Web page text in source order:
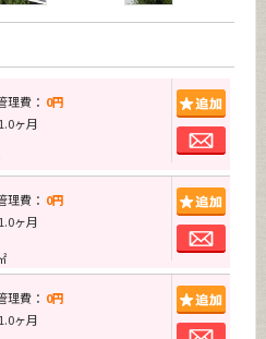
理費： 0円
ヶ月
理費： 0円
ヶ月
理費： 0円
ヶ月